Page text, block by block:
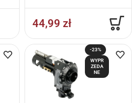
44,99 zł
-23%
WYPR
ZEDA
NE